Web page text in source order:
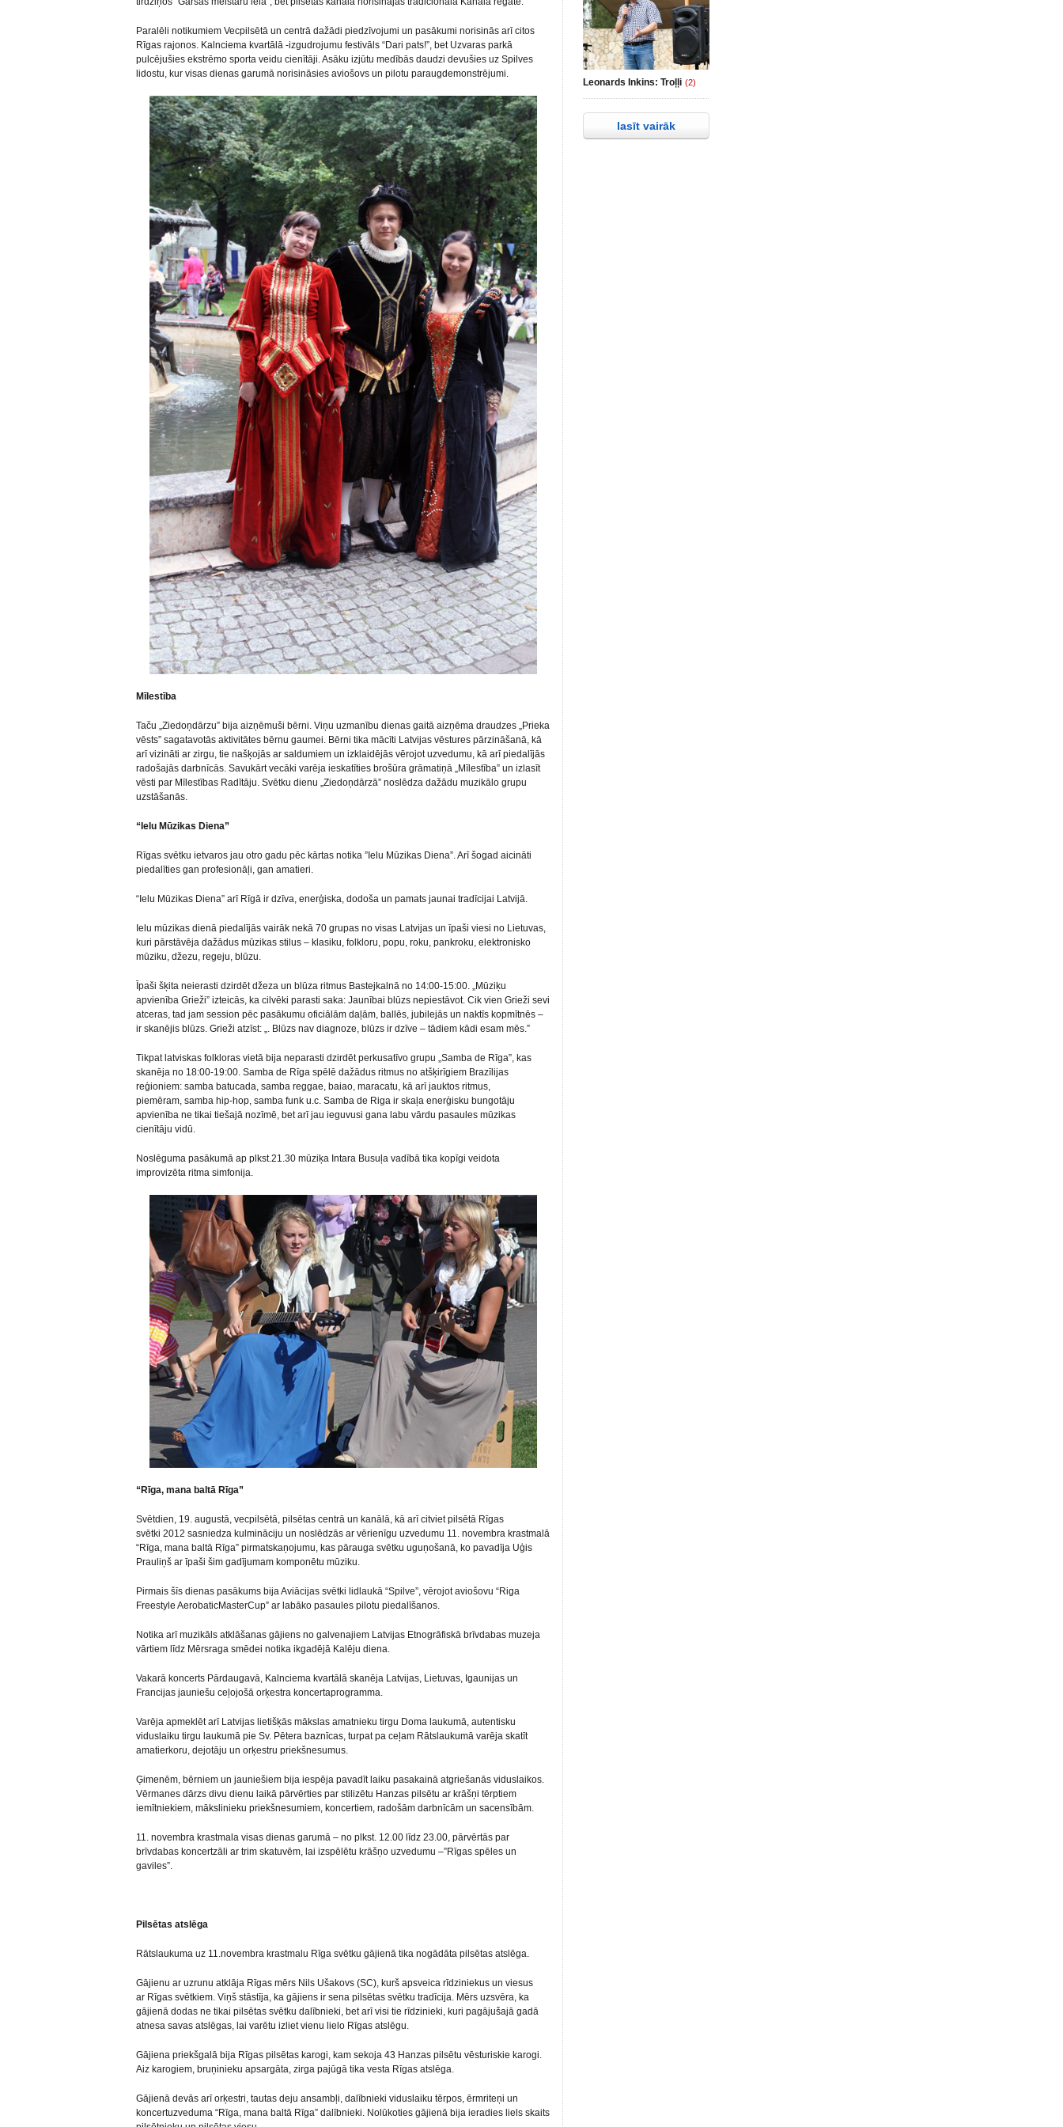
Paralēli notikumiem Vecpilsētā un centrā dažādi piedzīvojumi un pasākumi norisinās arī citos
Rīgas rajonos. Kalnciema kvartālā -izgudrojumu festivāls “Dari pats!”, bet Uzvaras parkā
pulcējušies ekstrēmo sporta veidu cienītāji. Asāku izjūtu medībās daudzi devušies uz Spilves
lidostu, kur visas dienas garumā norisināsies aviošovs un pilotu paraugdemonstrējumi.
Mīlestība
Taču „Ziedoņdārzu” bija aizņēmuši bērni. Viņu uzmanību dienas gaitā aizņēma draudzes „Prieka
vēsts” sagatavotās aktivitātes bērnu gaumei. Bērni tika mācīti Latvijas vēstures pārzināšanā, kā
arī vizināti ar zirgu, tie našķojās ar saldumiem un izklaidējās vērojot uzvedumu, kā arī piedalījās
radošajās darbnīcās. Savukārt vecāki varēja ieskatīties brošūra grāmatiņā „Mīlestība” un izlasīt
vēsti par Mīlestības Radītāju. Svētku dienu „Ziedoņdārzā” noslēdza dažādu muzikālo grupu
uzstāšanās.
“Ielu Mūzikas Diena”
Rīgas svētku ietvaros jau otro gadu pēc kārtas notika ”Ielu Mūzikas Diena”. Arī šogad aicināti
piedalīties gan profesionāļi, gan amatieri.
“Ielu Mūzikas Diena” arī Rīgā ir dzīva, enerģiska, dodoša un pamats jaunai tradīcijai Latvijā.
Ielu mūzikas dienā piedalījās vairāk nekā 70 grupas no visas Latvijas un īpaši viesi no Lietuvas,
kuri pārstāvēja dažādus mūzikas stilus – klasiku, folkloru, popu, roku, pankroku, elektronisko
mūziku, džezu, regeju, blūzu.
Īpaši šķita neierasti dzirdēt džeza un blūza ritmus Bastejkalnā no 14:00-15:00. „Mūziķu
apvienība Grieži” izteicās, ka cilvēki parasti saka: Jaunībai blūzs nepiestāvot. Cik vien Grieži sevi
atceras, tad jam session pēc pasākumu oficiālām daļām, ballēs, jubilejās un naktīs kopmītnēs –
ir skanējis blūzs. Grieži atzīst: „. Blūzs nav diagnoze, blūzs ir dzīve – tādiem kādi esam mēs.”
Tikpat latviskas folkloras vietā bija neparasti dzirdēt perkusatīvo grupu „Samba de Rīga”, kas
skanēja no 18:00-19:00. Samba de Rīga spēlē dažādus ritmus no atšķirīgiem Brazīlijas
reģioniem: samba batucada, samba reggae, baiao, maracatu, kā arī jauktos ritmus,
piemēram, samba hip-hop, samba funk u.c. Samba de Riga ir skaļa enerģisku bungotāju
apvienība ne tikai tiešajā nozīmē, bet arī jau ieguvusi gana labu vārdu pasaules mūzikas
cienītāju vidū.
Noslēguma pasākumā ap plkst.21.30 mūziķa Intara Busuļa vadībā tika kopīgi veidota
improvizēta ritma simfonija.
“Rīga, mana baltā Rīga”
Svētdien, 19. augustā, vecpilsētā, pilsētas centrā un kanālā, kā arī citviet pilsētā Rīgas
svētki 2012 sasniedza kulmināciju un noslēdzās ar vērienīgu uzvedumu 11. novembra krastmalā
“Rīga, mana baltā Rīga” pirmatskaņojumu, kas pārauga svētku uguņošanā, ko pavadīja Uģis
Prauliņš ar īpaši šim gadījumam komponētu mūziku.
Pirmais šīs dienas pasākums bija Aviācijas svētki lidlaukā “Spilve”, vērojot aviošovu “Riga
Freestyle AerobaticMasterCup” ar labāko pasaules pilotu piedalīšanos.
Notika arī muzikāls atklāšanas gājiens no galvenajiem Latvijas Etnogrāfiskā brīvdabas muzeja
vārtiem līdz Mērsraga smēdei notika ikgadējā Kalēju diena.
Vakarā koncerts Pārdaugavā, Kalnciema kvartālā skanēja Latvijas, Lietuvas, Igaunijas un
Francijas jauniešu ceļojošā orķestra koncertaprogramma.
Varēja apmeklēt arī Latvijas lietišķās mākslas amatnieku tirgu Doma laukumā, autentisku
viduslaiku tirgu laukumā pie Sv. Pētera baznīcas, turpat pa ceļam Rātslaukumā varēja skatīt
amatierkoru, dejotāju un orķestru priekšnesumus.
Ģimenēm, bērniem un jauniešiem bija iespēja pavadīt laiku pasakainā atgriešanās viduslaikos.
Vērmanes dārzs divu dienu laikā pārvērties par stilizētu Hanzas pilsētu ar krāšņi tērptiem
iemītniekiem, mākslinieku priekšnesumiem, koncertiem, radošām darbnīcām un sacensībām.
11. novembra krastmala visas dienas garumā – no plkst. 12.00 līdz 23.00, pārvērtās par
brīvdabas koncertzāli ar trim skatuvēm, lai izspēlētu krāšņo uzvedumu –”Rīgas spēles un
gaviles”.
Pilsētas atslēga
Rātslaukuma uz 11.novembra krastmalu Rīga svētku gājienā tika nogādāta pilsētas atslēga.
Gājienu ar uzrunu atklāja Rīgas mērs Nils Ušakovs (SC), kurš apsveica rīdziniekus un viesus
ar Rīgas svētkiem. Viņš stāstīja, ka gājiens ir sena pilsētas svētku tradīcija. Mērs uzsvēra, ka
gājienā dodas ne tikai pilsētas svētku dalībnieki, bet arī visi tie rīdzinieki, kuri pagājušajā gadā
atnesa savas atslēgas, lai varētu izliet vienu lielo Rīgas atslēgu.
Gājiena priekšgalā bija Rīgas pilsētas karogi, kam sekoja 43 Hanzas pilsētu vēsturiskie karogi.
Aiz karogiem, bruņinieku apsargāta, zirga pajūgā tika vesta Rīgas atslēga.
Gājienā devās arī orķestri, tautas deju ansambļi, dalībnieki viduslaiku tērpos, ērmriteņi un
koncertuzveduma “Rīga, mana baltā Rīga” dalībnieki. Nolūkoties gājienā bija ieradies liels skaits
Leonards Inkins: Troļļi (2)
lasīt vairāk